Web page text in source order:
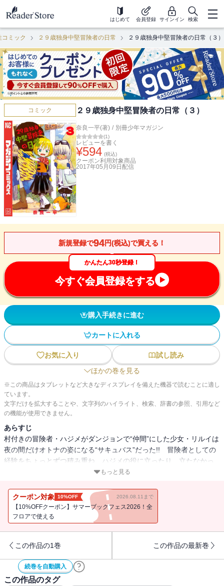
はじめて 会員登録 サインイン 検索
コミック ２９歳独身中堅冒険者の日常 ２９歳独身中堅冒険者の日常（３）
コミック ２９歳独身中堅冒険者の日常（３）
奈良一平(著) / 別冊少年マガジン
(1)
レビューを書く
¥594 (税込)
クーポン利用対象商品
2017年05月09日 配信
新規登録で94円(税込)で買える！
かんたん30秒登録！
今すぐ会員登録をする
購入手続きに進む
カートに入れる
お気に入り
試し読み
ほかの巻を見る
※この商品はタブレットなど大きなディスプレイを備えた機器で読むことに適し
ています。
文字だけを拡大することや、文字列のハイライト、検索、辞書の参照、引用など
の機能が使用できません。
あらすじ
村付きの冒険者・ハジメがダンジョンで“仲間”にした少女・リルイは
夜の間だけオトナの姿になる“サキュバス”だった!! 冒険者としての
経験をちょっとずつ積み重ね、ハジメの役に立ったり、立たなかっ
たり!??のリルイ。ハジメから買ってもらった謎の卵から新し
もっと見る
クーポン対象 10%OFF 2026.08.11まで
【10%OFFクーポン】サマーブックフェス2026！全
フロアで使える
この作品の1巻 この作品の最新巻
続巻を自動購入
この作品のタグ